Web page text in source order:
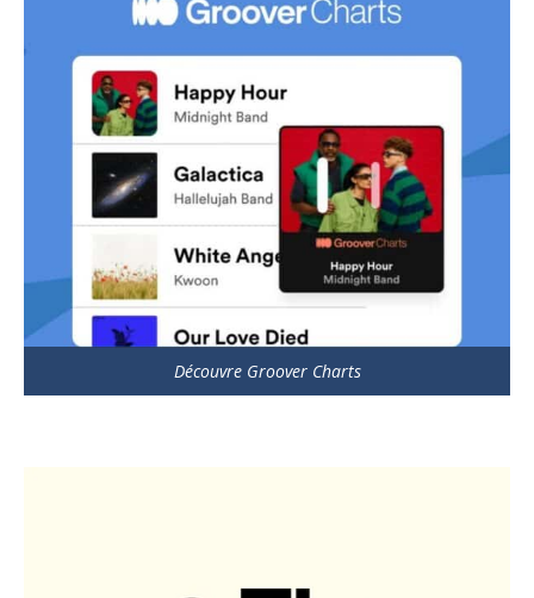
Découvre Groover Charts